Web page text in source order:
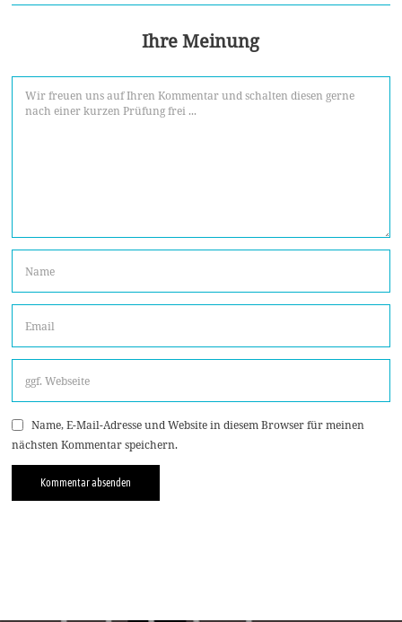
Ihre Meinung
Name, E-Mail-Adresse und Website in diesem Browser für meinen
nächsten Kommentar speichern.